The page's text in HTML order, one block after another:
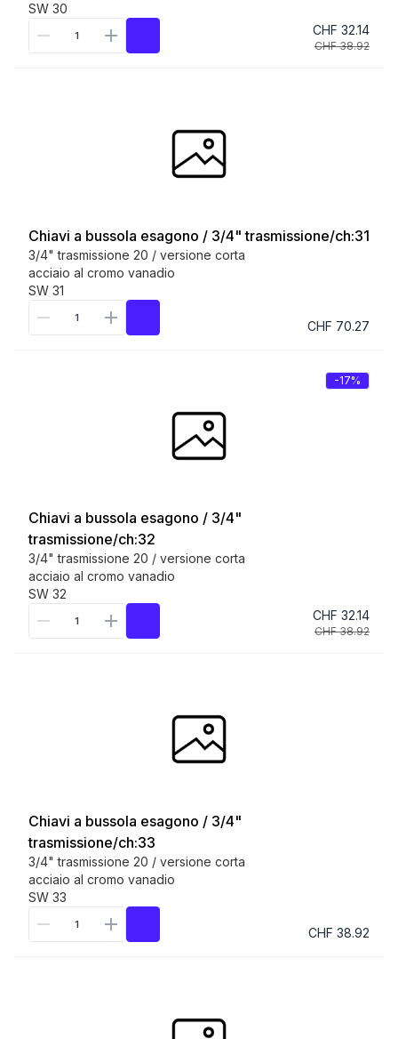
SW 30
CHF 32.14
CHF 38.92
Chiavi a bussola esagono / 3/4" trasmissione/ch:31
3/4" trasmissione 20 / versione corta
acciaio al cromo vanadio
SW 31
CHF 70.27
Chiavi a bussola esagono / 3/4"
trasmissione/ch:32
3/4" trasmissione 20 / versione corta
acciaio al cromo vanadio
SW 32
CHF 32.14
CHF 38.92
-17%
Chiavi a bussola esagono / 3/4"
trasmissione/ch:33
3/4" trasmissione 20 / versione corta
acciaio al cromo vanadio
SW 33
CHF 38.92